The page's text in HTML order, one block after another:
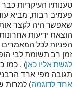
טענותיו העיקריות
פעמים רבות, מביא
שאפשר היה לקצר
הוצאת ידיעות
הפניות לכל המאמרים
זמן רב תשומת לבי
לגשת אליו כאן) . כמו
תגובה מפי אחד
אחד לדוגמה) למרות